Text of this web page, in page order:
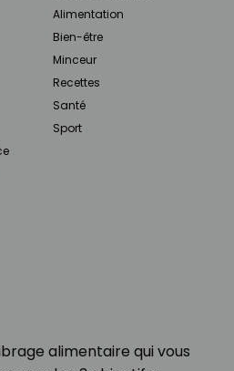
alimentaire qui vous
Alimentation
Bien-être
Minceur
Recettes
Santé
Sport